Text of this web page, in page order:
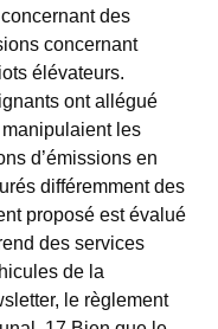
des
concernant
élévateurs.
ont allégué
les
d’émissions en
différemment des
proposé est évalué
des services
de la
le règlement